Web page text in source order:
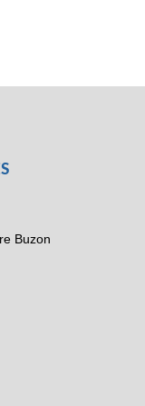
Buzon